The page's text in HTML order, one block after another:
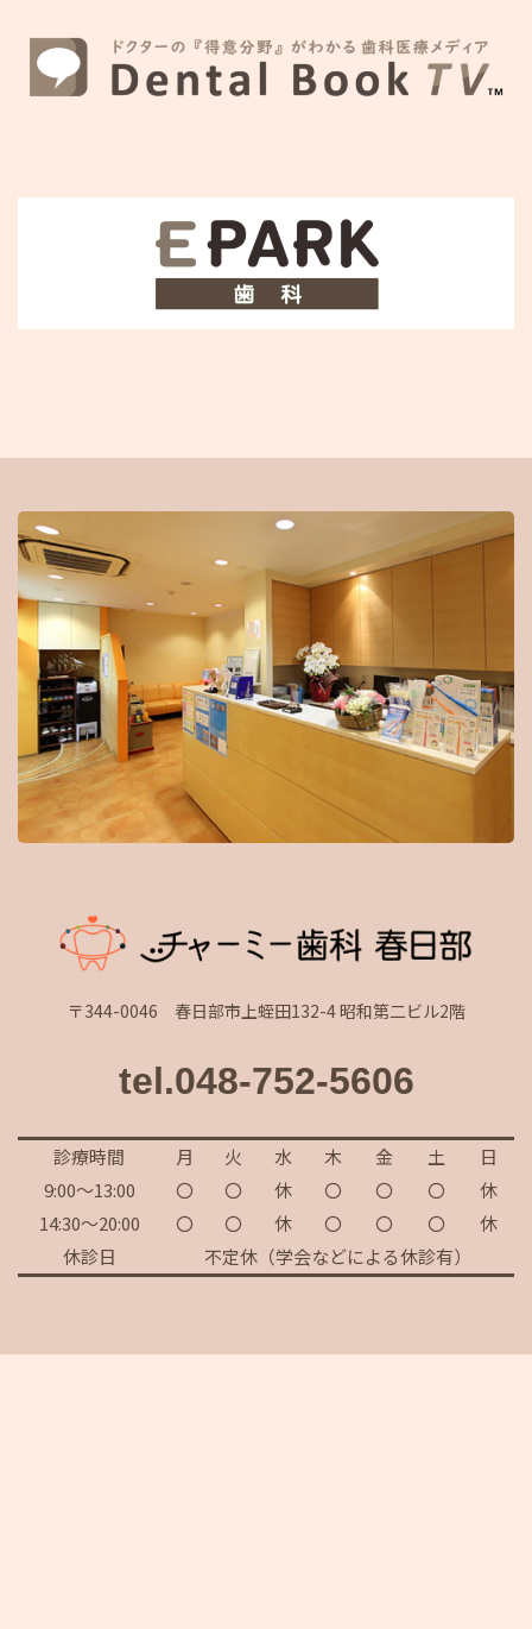
〒344-0046 春日部市上蛭田132-4 昭和第二ビル2階
tel.048-752-5606
診療時間 月 火 水 木 金 土
日
9:00～13:00
〇 〇 休 〇 〇 〇
休
14:30～20:00
〇 〇 休 〇 〇 〇
休
休診日
不定休（学会などによる休診有）